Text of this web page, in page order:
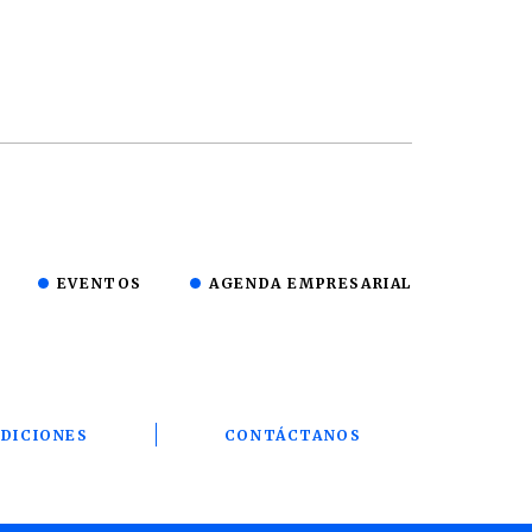
EVENTOS AGENDA EMPRESARIAL
CONTÁCTANOS